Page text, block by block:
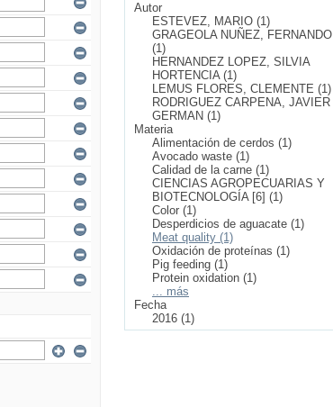
Autor
ESTEVEZ, MARIO (1)
GRAGEOLA NUÑEZ, FERNANDO
(1)
HERNANDEZ LOPEZ, SILVIA
HORTENCIA (1)
LEMUS FLORES, CLEMENTE (1)
RODRIGUEZ CARPENA, JAVIER
GERMAN (1)
Materia
Alimentación de cerdos (1)
Avocado waste (1)
Calidad de la carne (1)
CIENCIAS AGROPECUARIAS Y
BIOTECNOLOGÍA [6] (1)
Color (1)
Desperdicios de aguacate (1)
Meat quality (1)
Oxidación de proteínas (1)
Pig feeding (1)
Protein oxidation (1)
... más
Fecha
2016 (1)